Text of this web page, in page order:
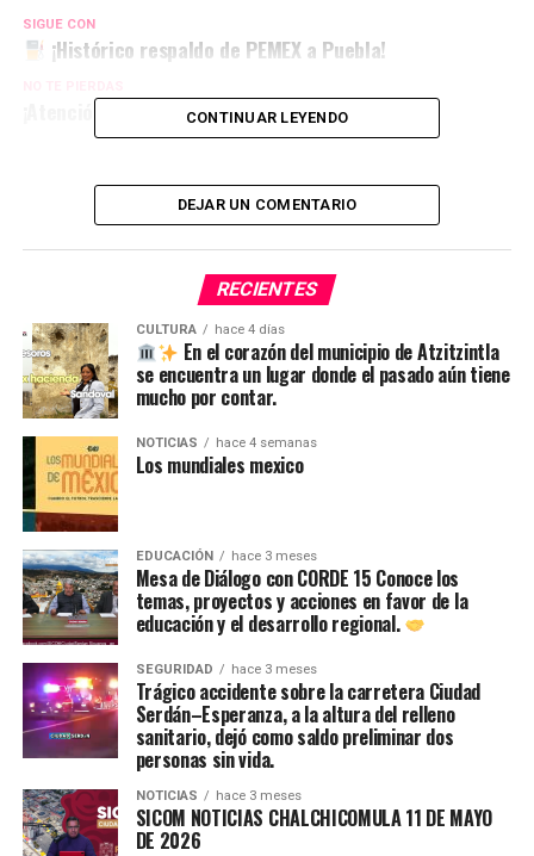
SIGUE CON
¡Histórico respaldo de PEMEX a Puebla!
¡Atención mujeres de 60 a 64 años!
CONTINUAR LEYENDO
DEJAR UN COMENTARIO
RECIENTES
CULTURA hace 4 días
En el corazón del municipio de Atzitzintla
se encuentra un lugar donde el pasado aún tiene
mucho por contar.
NOTICIAS hace 4 semanas
Los mundiales mexico
EDUCACIÓN hace 3 meses
Mesa de Diálogo con CORDE 15 Conoce los
temas, proyectos y acciones en favor de la
educación y el desarrollo regional.
SEGURIDAD hace 3 meses
Trágico accidente sobre la carretera Ciudad
Serdán–Esperanza, a la altura del relleno
sanitario, dejó como saldo preliminar dos
personas sin vida.
NOTICIAS hace 3 meses
SICOM NOTICIAS CHALCHICOMULA 11 DE MAYO
DE 2026